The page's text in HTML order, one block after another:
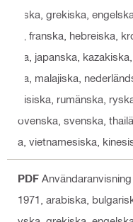
yska, grekiska,
a, franska, hebreiska,
ka, japanska,
ka, malajiska,
gisiska, rumänska,
ovenska, svenska,
a, vietnamesiska,
PDF
1971 , arabiska,